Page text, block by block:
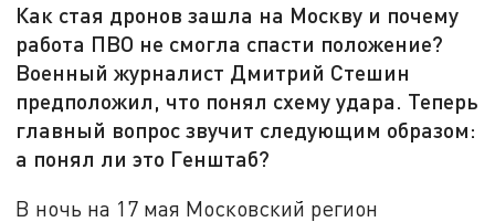
Как стая дронов зашла на Москву и почему
работа ПВО не смогла спасти положение?
Военный журналист Дмитрий Стешин
предположил, что понял схему удара. Теперь
главный вопрос звучит следующим образом:
а понял ли это Генштаб?
В ночь на 17 мая Московский регион